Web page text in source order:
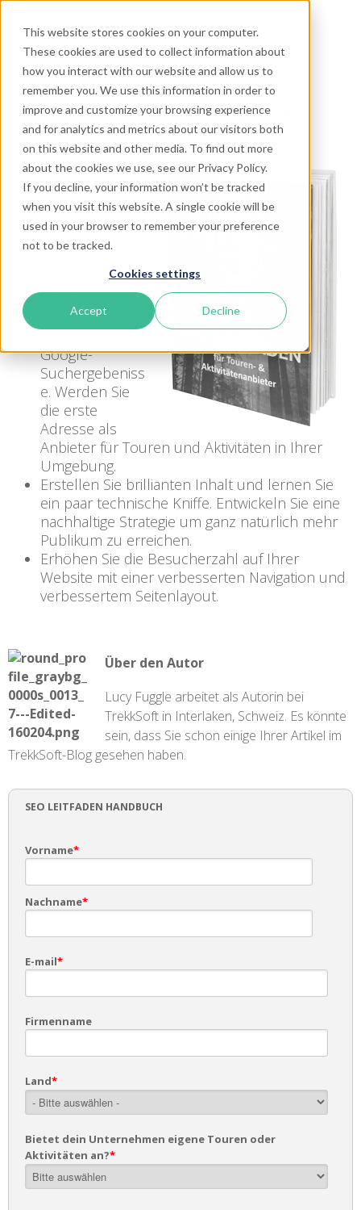
This website stores cookies on your computer.
These cookies are used to collect information about
how you interact with our website and allow us to
remember you. We use this information in order to
improve and customize your browsing experience
and for analytics and metrics about our visitors both
on this website and other media. To find out more
about the cookies we use, see our Privacy Policy.
If you decline, your information won’t be tracked
when you visit this website. A single cookie will be
used in your browser to remember your preference
not to be tracked.
Cookies settings
Accept Decline
The Ultimate SEO Guide
for Tour & Activity Companies
In diesem E-Book
lernen Sie wie Sie
SEO (Search
Engine
Optimization)
Bringen Sie Ihre
Webseite an die
Spitze der
Google-
Suchergebeniss
e. Werden Sie
die erste
Adresse als
Anbieter für Touren und Aktivitäten in Ihrer
Umgebung.
Erstellen Sie brillianten Inhalt und lernen Sie
ein paar technische Kniffe. Entwickeln Sie eine
nachhaltige Strategie um ganz natürlich mehr
Publikum zu erreichen.
Erhöhen Sie die Besucherzahl auf Ihrer
Website mit einer verbesserten Navigation und
verbessertem Seitenlayout.
Über den Autor
Lucy Fuggle arbeitet als Autorin bei
TrekkSoft in Interlaken, Schweiz. Es könnte
sein, dass Sie schon einige Ihrer Artikel im
TrekkSoft-Blog gesehen haben.
SEO LEITFADEN HANDBUCH
Vorname*
Nachname*
E-mail*
Firmenname
Land*
Bietet dein Unternehmen eigene Touren oder
Aktivitäten an?*